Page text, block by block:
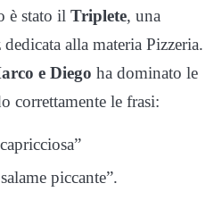
è stato il Triplete, una
alla materia Pizzeria.
e Diego ha dominato le
correttamente le frasi:
piccante”.